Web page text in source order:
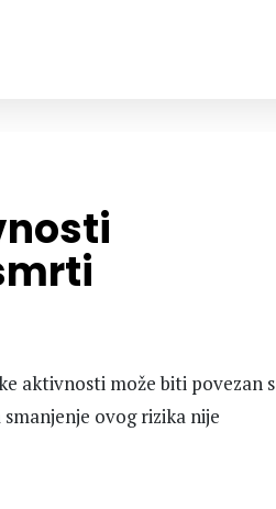
aktivnosti može biti povezan s
ovog rizika nije